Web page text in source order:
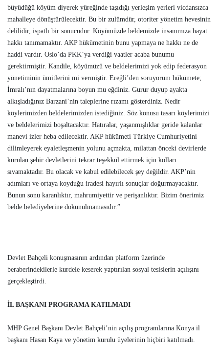
büyüdüğü köyüm diyerek yüreğinde taşıdığı yerleşim yerleri vicdansızca
mahalleye dönüştürülecektir. Bu bir zulümdür, otoriter yönetim hevesinin
delilidir, ispatlı bir sonucudur. Köyümüzde beldemizde insanımıza hayat
hakkı tanımamaktır. AKP hükümetinin bunu yapmaya ne hakkı ne de
haddi vardır. Oslo’da PKK’ya verdiği vaatler acaba bunumu
gerektirmiştir. Kandile, köyümüzü ve beldelerimizi yok edip federasyon
yönetiminin ümitlerini mi vermiştir. Ereğli’den soruyorum hükümete;
İmralı’nın dayatmalarına boyun mu eğdiniz. Gurur duyup ayakta
alkışladığınız Barzani’nin taleplerine rızamı gösterdiniz. Nedir
köylerimizden beldelerimizden istediğiniz. Söz konusu tasarı köylerimizi
ve beldelerimizi boşaltacaktır. Hatıralar, yaşanmışlıklar geride kalanlar
manevi izler heba edilecektir. AKP hükümeti Türkiye Cumhuriyetini
dilimleyerek eyaletleşmenin yolunu açmakta, milattan önceki devirlerde
kurulan şehir devletlerini tekrar teşekkül ettirmek için kolları
sıvamaktadır. Bu olacak ve kabul edilebilecek şey değildir. AKP’nin
adımları ve ortaya koyduğu iradesi hayırlı sonuçlar doğurmayacaktır.
Bunun sonu karanlıktır, mahrumiyettir ve perişanlıktır. Bizim önerimiz
belde belediyelerine dokunulmamasıdır.”
Devlet Bahçeli konuşmasının ardından platform üzerinde
beraberindekilerle kurdele keserek yaptırılan sosyal tesislerin açılışını
gerçekleştirdi.
İL BAŞKANI PROGRAMA KATILMADI
MHP Genel Başkanı Devlet Bahçeli’nin açılış programlarına Konya il
başkanı Hasan Kaya ve yönetim kurulu üyelerinin hiçbiri katılmadı.